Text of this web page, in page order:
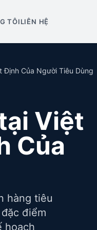
TÔILIÊN HỆ
Định Của Người Tiêu Dùng
Việt
Của
hàng tiêu
điểm
hoạch